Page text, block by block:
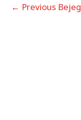
← Previous